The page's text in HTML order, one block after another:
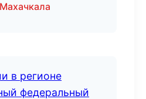
в регионе
федеральный